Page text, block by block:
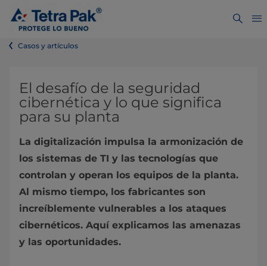
Casos y artículos
El desafío de la seguridad
cibernética y lo que significa
para su planta
La digitalización impulsa la armonización de
los sistemas de TI y las tecnologías que
controlan y operan los equipos de la planta.
Al mismo tiempo, los fabricantes son
increíblemente vulnerables a los ataques
cibernéticos. Aquí explicamos las amenazas
y las oportunidades.